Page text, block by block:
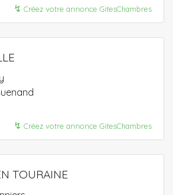
↯ Créez votre annonce GitesChambres
↯ Créez votre annonce GitesChambres
TOURAINE